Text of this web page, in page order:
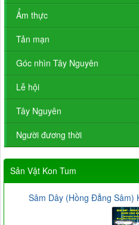
Ẩm thực
Tản mạn
Góc nhìn Tây Nguyên
Lễ hội
Tây Nguyên
Người đương thời
Sản Vật Kon Tum
Sâm Dây (Hồng Đẳng Sâm)